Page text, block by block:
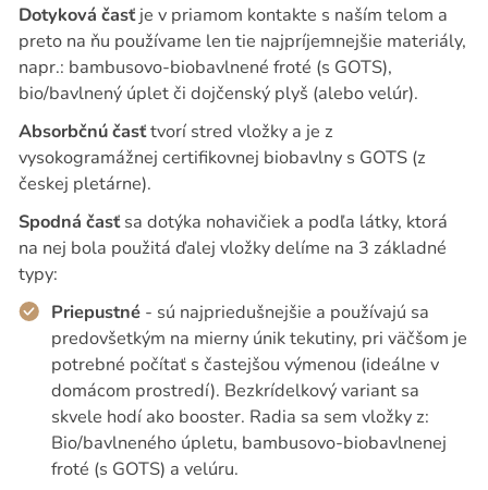
Dotyková časťje v priamom kontakte s naším telom a
preto na ňu používame len tie najpríjemnejšie materiály,
napr.: bambusovo-biobavlnené froté (s GOTS),
bio/bavlnený úplet či dojčenský plyš (alebo velúr).
Absorbčnú časťtvorí stred vložky a je z
vysokogramážnej certifikovnej biobavlny s GOTS (z
českej pletárne).
Spodná časťsa dotýka nohavičiek a podľa látky, ktorá
na nej bola použitá ďalej vložky delíme na 3 základné
typy:
Priepustné- sú najpriedušnejšie a používajú sa
predovšetkým na mierny únik tekutiny, pri väčšom je
potrebné počítať s častejšou výmenou (ideálne v
domácom prostredí). Bezkrídelkový variant sa
skvele hodí ako booster. Radia sa sem vložky z:
Bio/bavlneného úpletu, bambusovo-biobavlnenej
froté (s GOTS) a velúru.